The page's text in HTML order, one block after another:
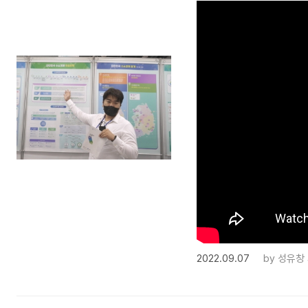
2022.09.07 by 성유창